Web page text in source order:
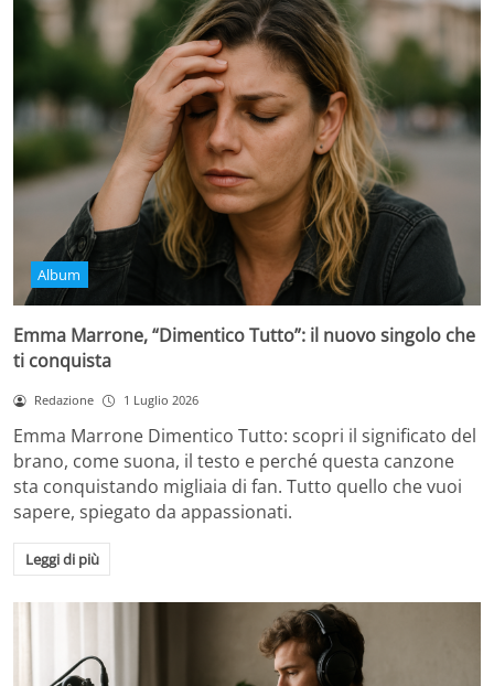
Album
Emma Marrone, “Dimentico Tutto”: il nuovo singolo che
ti conquista
Redazione 1 Luglio 2026
Emma Marrone Dimentico Tutto: scopri il significato del
brano, come suona, il testo e perché questa canzone
sta conquistando migliaia di fan. Tutto quello che vuoi
sapere, spiegato da appassionati.
Leggi di più